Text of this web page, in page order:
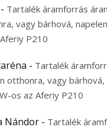
- Tartalék áramforrás
vagy bárhová,
P210
- Tartalék
otthonra, vagy
os az Aferiy P210
Nándor - Tartalék